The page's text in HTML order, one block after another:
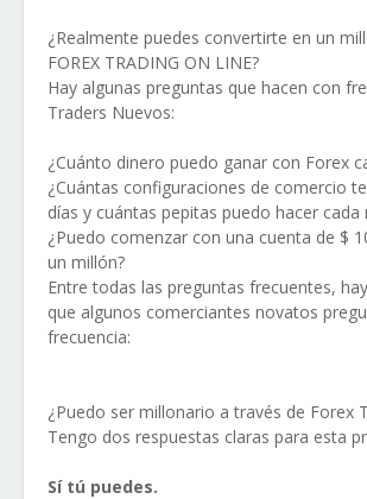
¿Realmente puedes convertirte en un
FOREX TRADING ON LINE?
Hay algunas preguntas que hacen con
Traders Nuevos:
¿Cuánto dinero puedo ganar con Forex
¿Cuántas configuraciones de comercio
días y cuántas pepitas puedo hacer cada
¿Puedo comenzar con una cuenta de $
un millón?
Entre todas las preguntas frecuentes,
que algunos comerciantes novatos
frecuencia:
¿Puedo ser millonario a través de Forex
Tengo dos respuestas claras para esta
Sí tú puedes.